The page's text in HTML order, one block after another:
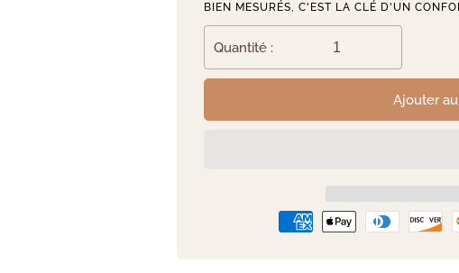
BIEN MESURÉS, C'EST LA CLÉ D'UN
Quantité :
Ajouter